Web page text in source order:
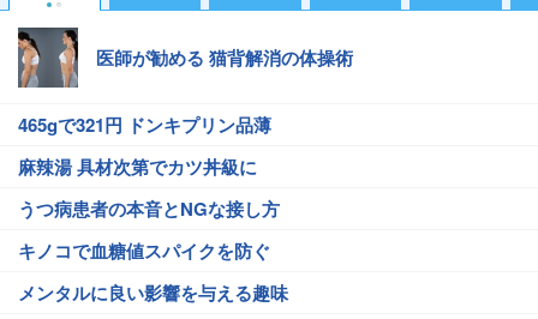
医師が勧める 猫背解消の体操術
465gで321円 ドンキプリン品薄
麻辣湯 具材次第でカツ丼級に
うつ病患者の本音とNGな接し方
キノコで血糖値スパイクを防ぐ
メンタルに良い影響を与える趣味